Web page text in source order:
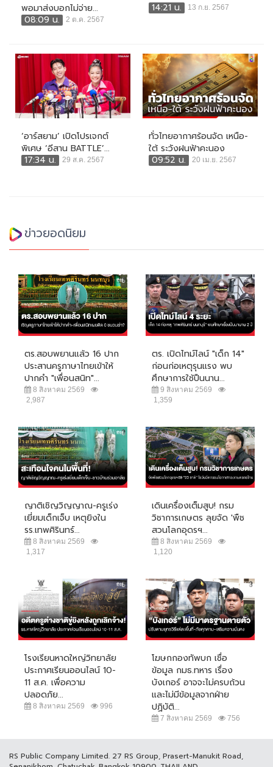
พอมาส่งบอกไม่จ่าย...
08:09 น.
2 ต.ค. 2567
14:21 น.
13 ก.ย. 2567
‘อาร์สยาม’ เปิดโปรเจกต์
พิเศษ ‘อีสาน BATTLE’...
17:34 น.
29 ส.ค. 2567
ทั่วไทยอากาศร้อนจัด เหนือ-
ใต้ ระวังฝนฟ้าคะนอง
09:52 น.
20 เม.ย. 2567
ข่าวยอดนิยม
ตร.สอบพยานแล้ว 16 ปาก
ประสานครูภาษาไทยเข้าให้
ปากคำ "เพื่อนสนิท"...
8 สิงหาคม 2569
2,987
ตร. เปิดไทม์ไลน์ "เด็ก 14"
ก่อนก่อเหตุรุนแรง พบ
ศึกษาการใช้ปืนนาน...
9 สิงหาคม 2569
1,359
ญาติเชิญวิญญาณ-ครูเร่ง
เยี่ยมเด็กเจ็บ เหตุยิงใน
รร.เทพศิรินทร์...
8 สิงหาคม 2569
1,317
เดินเครื่องเต็มสูบ! กรม
วิชาการเกษตร ลุยจัด 'พืช
สวนโลกอุดรฯ...
8 สิงหาคม 2569
1,120
โรงเรียนหาดใหญ่วิทยาลัย
ประกาศเรียนออนไลน์ 10-
11 ส.ค. เพื่อความ
ปลอดภัย...
8 สิงหาคม 2569 996
โฆษกกองทัพบก เชื่อ
ข้อมูล กมธ.ทหาร เรื่อง
บังเกอร์ อาจจะไม่ครบถ้วน
และไม่มีข้อมูลจากฝ่าย
ปฏิบัติ...
7 สิงหาคม 2569 756
RS Public Company Limited. 27 RS Group, Prasert-Manukit Road,